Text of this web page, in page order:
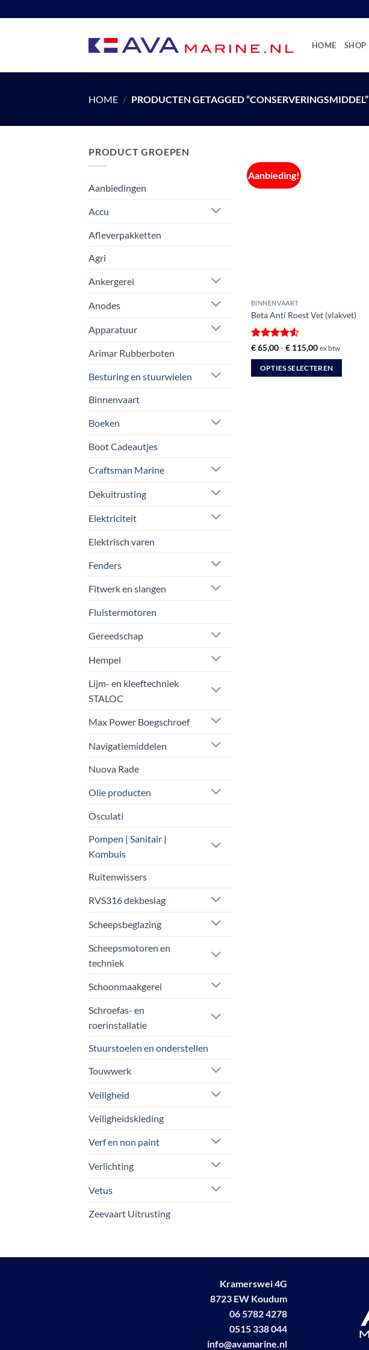
naar
HOME SHOP
HOME / PRODUCTEN GETAGGED “CONSERVERINGSMIDDEL”
PRODUCT GROEPEN
Aanbiedingen
Accu
Afleverpakketten
Agri
Ankergerei
Anodes
Apparatuur
Arimar Rubberboten
Besturing en stuurwielen
Binnenvaart
Boeken
Boot Cadeautjes
Craftsman Marine
Dekuitrusting
Elektriciteit
Elektrisch varen
Fenders
Fitwerk en slangen
Fluistermotoren
Gereedschap
Hempel
Lijm- en kleeftechniek
STALOC
Max Power Boegschroef
Navigatiemiddelen
Nuova Rade
Olie producten
Osculati
Pompen | Sanitair |
Kombuis
Ruitenwissers
RVS316 dekbeslag
Scheepsbeglazing
Scheepsmotoren en
techniek
Schoonmaakgerei
Schroefas- en
roerinstallatie
Stuurstoelen en onderstellen
Touwwerk
Veiligheid
Veiligheidskleding
Verf en non paint
Verlichting
Vetus
Zeevaart Uitrusting
Aanbieding!
BINNENVAART
Beta Anti Roest Vet (vlakvet)
Gewaardeerd
€65,00-€115,00Prijsklasse:
tot
€ 115,00
ex btw
OPTIES SELECTEREN
Kramerswei 4G
8723 EW Koudum
06 5782 4278
0515 338 044
info@avamarine.nl